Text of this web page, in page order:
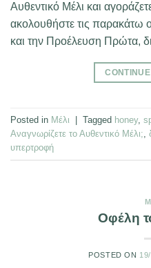
Αυθεντικό Μέλι και
ακολουθήστε τις παρακάτω
και την Προέλευση Πρώτα,
Posted in Μέλι | Tagged honey,
Αναγνωρίζετε το Αυθεντικό Μέλι;
υπερτροφή
Οφέλη
POSTED ON